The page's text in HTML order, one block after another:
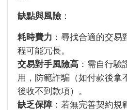
缺點與風險：
耗時費力 ：尋找合適的交易
程可能冗長。
交易對手風險高 ：需自行驗
用，防範詐騙（如付款後拿
後收不到款項）。
缺乏保障：若無完善契約規